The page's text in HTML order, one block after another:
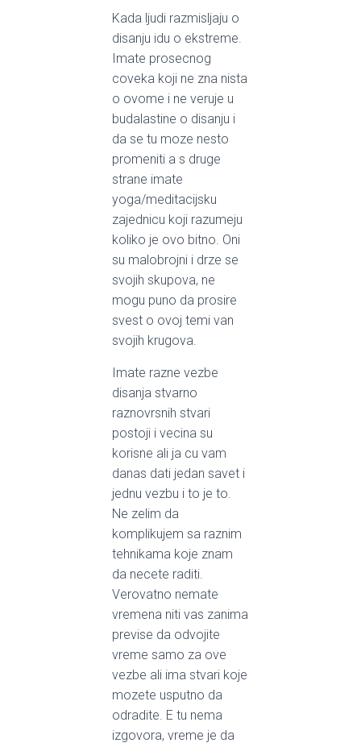
Kada ljudi razmisljaju o
disanju idu o ekstreme.
Imate prosecnog
coveka koji ne zna nista
o ovome i ne veruje u
budalastine o disanju i
da se tu moze nesto
promeniti a s druge
strane imate
yoga/meditacijsku
zajednicu koji razumeju
koliko je ovo bitno. Oni
su malobrojni i drze se
svojih skupova, ne
mogu puno da prosire
svest o ovoj temi van
svojih krugova.
Imate razne vezbe
disanja stvarno
raznovrsnih stvari
postoji i vecina su
korisne ali ja cu vam
danas dati jedan savet i
jednu vezbu i to je to.
Ne zelim da
komplikujem sa raznim
tehnikama koje znam
da necete raditi.
Verovatno nemate
vremena niti vas zanima
previse da odvojite
vreme samo za ove
vezbe ali ima stvari koje
mozete usputno da
odradite. E tu nema
izgovora, vreme je da